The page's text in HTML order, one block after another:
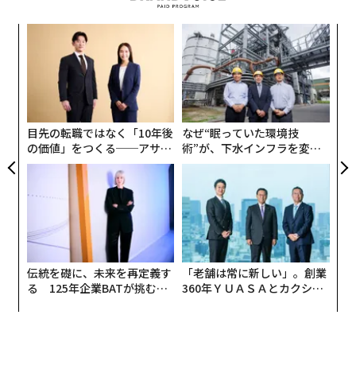
目先の転職ではなく「10年後
の価値」をつくる──アサイ
ンの長期伴走型支援とは
なぜ“眠っていた環境技
術”が、下水インフラを変え
たのか──産総研×月島JFE
アクアソリューションの10年
伝統を礎に、未来を再定義す
る 125年企業BATが挑むス
「老舗は常に新しい」。創業
360年ＹＵＡＳＡとカクシン